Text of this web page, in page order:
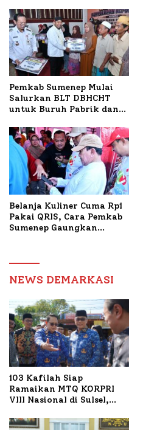
Terbakar
Pemkab Sumenep Mulai
Salurkan BLT DBHCHT
untuk Buruh Pabrik dan
Belanja Kuliner Cuma Rp1
Pakai QRIS, Cara Pemkab
Sumenep Gaungkan
NEWS DEMARKASI
103 Kafilah Siap
Ramaikan MTQ KORPRI
VIII Nasional di Sulsel,